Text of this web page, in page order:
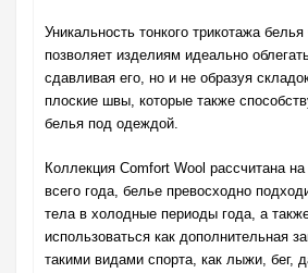
Уникальность тонкого трикотажа
позволяет изделиям идеально
сдавливая его, но и не образуя
плоские швы, которые также
белья под одеждой.
Коллекция Comfort Wool рассчитана
всего года, белье превосходно
тела в холодные периоды года, а
использоваться как дополнительная
такими видами спорта, как лыжи, бег,